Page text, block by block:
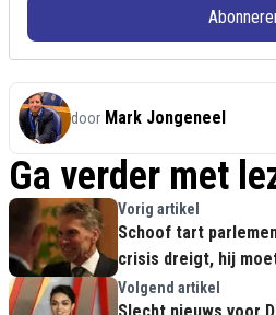
door Mark Jongeneel
Ga verder met
Vorig artikel
Schoof tart
crisis dreigt, hij
Volgend artikel